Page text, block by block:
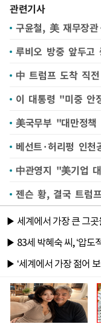
관련기사
美국무부 "대만정
젠슨 황, 결국 트럼